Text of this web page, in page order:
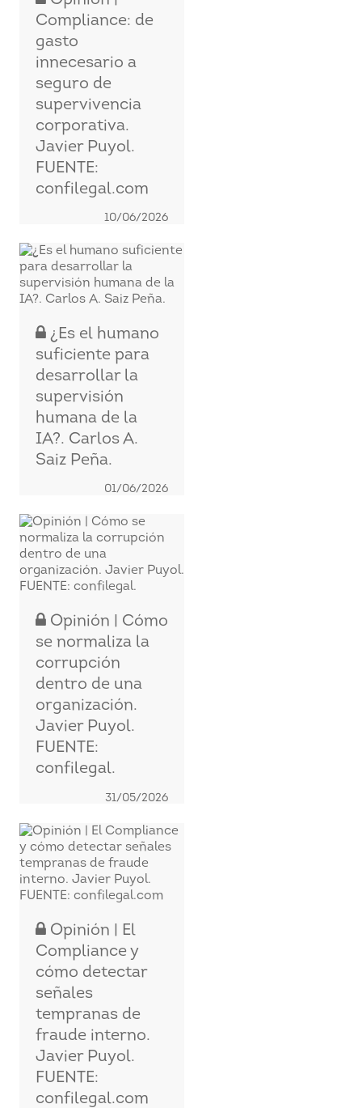
Compliance: de
gasto
innecesario a
seguro de
supervivencia
corporativa.
Javier Puyol.
FUENTE:
confilegal.com
10/06/2026
¿Es el humano
suficiente para
desarrollar la
supervisión
humana de la
IA?. Carlos A.
Saiz Peña.
01/06/2026
Opinión | Cómo
se normaliza la
corrupción
dentro de una
organización.
Javier Puyol.
FUENTE:
confilegal.
31/05/2026
Opinión | El
Compliance y
cómo detectar
señales
tempranas de
fraude interno.
Javier Puyol.
FUENTE:
confilegal.com